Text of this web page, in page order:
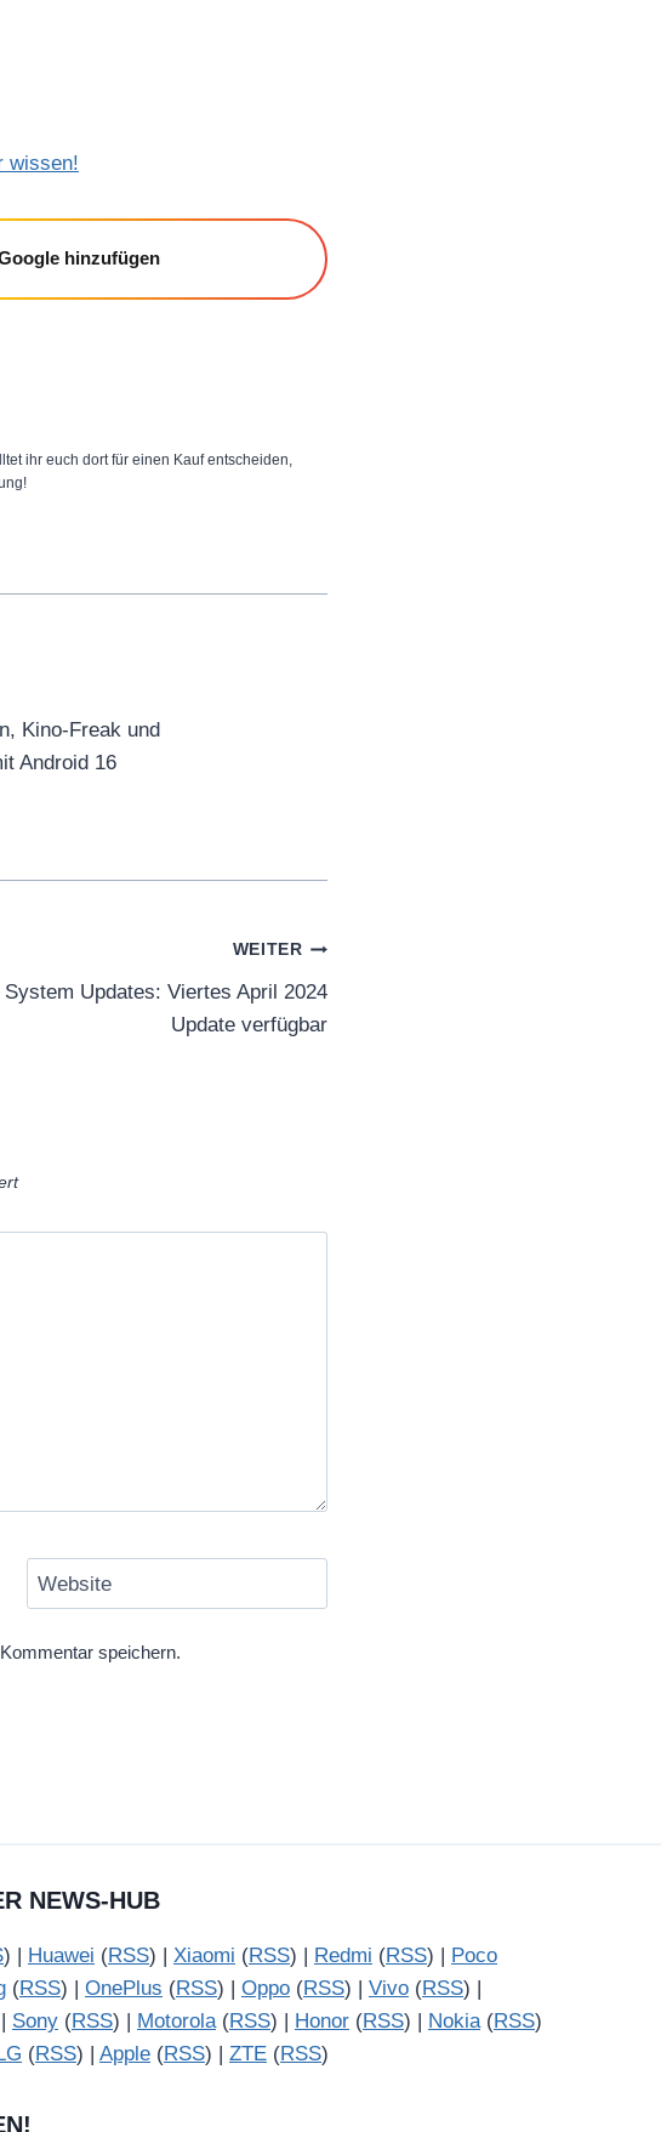
wissen!
hinzufügen
ihr euch dort für einen Kauf entscheiden,
Kino-Freak und
Android 16
WEITER
System Updates: Viertes April 2024
Update verfügbar
Website
speichern.
NEWS-HUB
) | Huawei (RSS) | Xiaomi (RSS) | Redmi (RSS) | Poco
(RSS) | OnePlus (RSS) | Oppo (RSS) | Vivo (RSS) |
Sony (RSS) | Motorola(RSS) | Honor (RSS) | Nokia(RSS)
(RSS) | Apple (RSS) | ZTE (RSS)